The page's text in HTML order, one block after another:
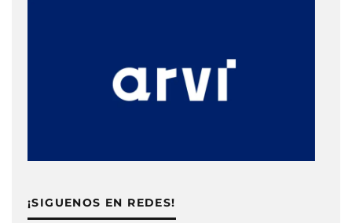
¡SIGUENOS EN REDES!